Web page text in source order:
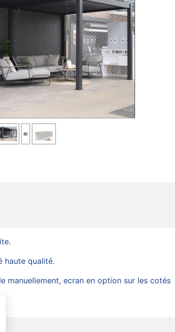
haute qualité.
manuellement, ecran en option sur les cotés